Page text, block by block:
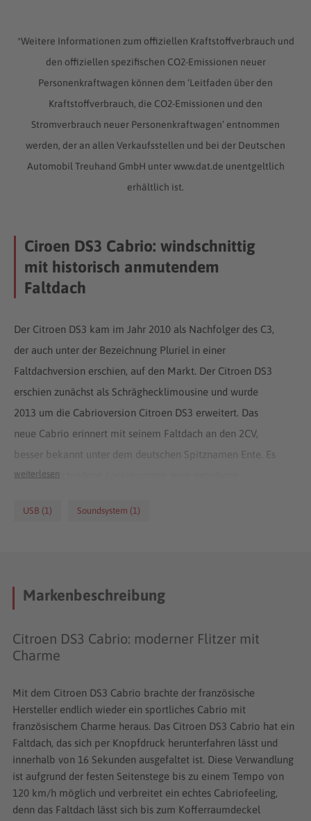
*Weitere Informationen zum offiziellen Kraftstoffverbrauch und
den offiziellen spezifischen CO2-Emissionen neuer
Personenkraftwagen können dem ‘Leitfaden über den
Kraftstoffverbrauch, die CO2-Emissionen und den
Stromverbrauch neuer Personenkraftwagen’ entnommen
werden, der an allen Verkaufsstellen und bei der Deutschen
Automobil Treuhand GmbH unter www.dat.de unentgeltlich
erhältlich ist.
Ciroen DS3 Cabrio: windschnittig
mit historisch anmutendem
Faltdach
Der Citroen DS3 kam im Jahr 2010 als Nachfolger des C3,
der auch unter der Bezeichnung Pluriel in einer
Faltdachversion erschien, auf den Markt. Der Citroen DS3
erschien zunächst als Schräghecklimousine und wurde
2013 um die Cabrioversion Citroen DS3 erweitert. Das
neue Cabrio erinnert mit seinem Faltdach an den 2CV,
besser bekannt unter dem deutschen Spitznamen Ente. Es
bietet verschiedene Lackierungen, eine gehobene
Citroen DS3 Cabrio als Neu- oder Gebrauchtwagen ist ein
weiterlesen
USB (1) Soundsystem (1)
Markenbeschreibung
Citroen DS3 Cabrio: moderner Flitzer mit
Charme
Mit dem Citroen DS3 Cabrio brachte der französische
Hersteller endlich wieder ein sportliches Cabrio mit
französischem Charme heraus. Das Citroen DS3 Cabrio hat ein
Faltdach, das sich per Knopfdruck herunterfahren lässt und
innerhalb von 16 Sekunden ausgefaltet ist. Diese Verwandlung
ist aufgrund der festen Seitenstege bis zu einem Tempo von
120 km/h möglich und verbreitet ein echtes Cabriofeeling,
denn das Faltdach lässt sich bis zum Kofferraumdeckel